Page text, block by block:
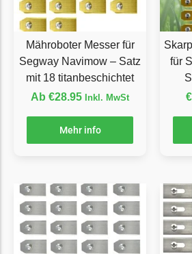
Begrenzungsdraht
Güde
Güde Messer
Begrenzungsdraht
Honda Messer
Begrenzungsdraht
Kress Messer
Begrenzungsdraht
LandXcape
Mähroboter Messer für
Segway Navimow – Satz
mit 18 titanbeschichtet
Ab €28.95 Inkl. MwSt
Mehr info
für
€